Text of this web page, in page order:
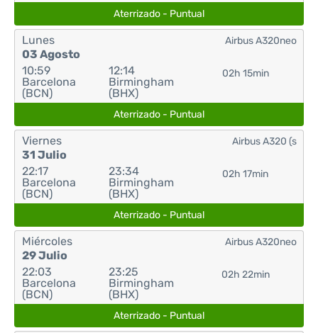
Aterrizado - Puntual
Lunes
03 Agosto
10:59
Barcelona
(BCN)
12:14
Birmingham
(BHX)
02h 15min
Airbus A320neo
Aterrizado - Puntual
Viernes
31 Julio
22:17
Barcelona
(BCN)
23:34
Birmingham
(BHX)
02h 17min
Airbus A320 (s
Aterrizado - Puntual
Miércoles
29 Julio
22:03
Barcelona
(BCN)
23:25
Birmingham
(BHX)
02h 22min
Airbus A320neo
Aterrizado - Puntual